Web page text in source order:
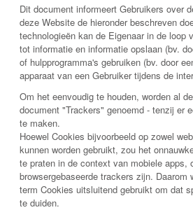
Dit document informeert Gebruikers over
deze Website de hieronder beschreven
technologieën kan de Eigenaar in de loop
tot informatie en informatie opslaan (bv.
of hulpprogramma's gebruiken (bv. door
apparaat van een Gebruiker tijdens de
Om het eenvoudig te houden, worden al
document "Trackers" genoemd - tenzij er
te maken.
Hoewel Cookies bijvoorbeeld op zowel
kunnen worden gebruikt, zou het
te praten in de context van mobiele apps,
browsergebaseerde trackers zijn. Daarom
term Cookies uitsluitend gebruikt om dat
te duiden.